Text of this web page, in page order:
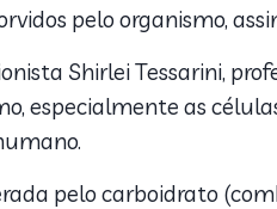
pelo organismo,
Shirlei Tessarini,
especialmente as
pelo carboidrato